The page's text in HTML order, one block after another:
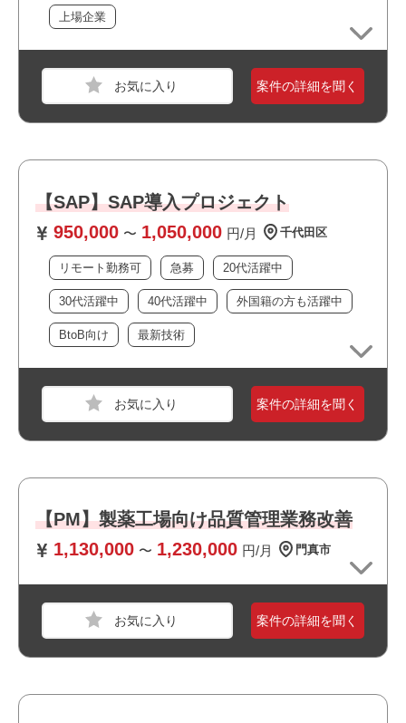
上場企業
案件の詳細を聞く
【SAP】SAP導入プロジェクト
950,000 〜 1,050,000 円/月 千代田区
リモート勤務可 急募 20代活躍中
30代活躍中 40代活躍中 外国籍の方も活躍中
BtoB向け 最新技術
経験を事前にご提示いただけますとスムーズです。
・リモート勤務併用可能です
・幅広い年齢層の方が活躍しています
・様々な国籍の方が活躍しています
・女性も多数活躍中です
案件の詳細を聞く
【PM】製薬工場向け品質管理業務改善
1,130,000 〜 1,230,000 円/月 門真市
業界
サービス
必須スキル
・GMP等の品質規制環境下での業務経験（製薬、化学、医
療機器、食品等）
理、経営層向け報告資料作成等）
おすすめポイント
・最新技術に携われます
・新規開発に携われます
・幅広い年齢層の方が活躍しています
案件の詳細を聞く
スキル
Windows,UNIX/Linux
必須スキル
・JP1の構築経験
おすすめポイント
・リモート勤務併用可能です
スキル
Windows
必須スキル
・システム開発経験（3年以上）
・財務会計、管理会計、税務、決算業務、債権債務管理の
・仕訳伝票起票、決裁対応等の経理実務経験
おすすめポイント